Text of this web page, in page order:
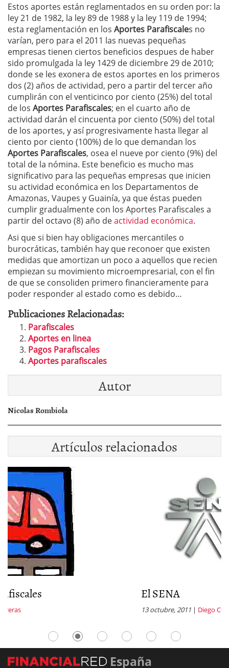
Estos aportes están reglamentados en su orden por: la
ley 21 de 1982, la ley 89 de 1988 y la ley 119 de 1994;
esta reglamentación en los Aportes Parafiscales no
varían, pero para el 2011 las nuevas pequeñas
empresas tienen ciertos beneficios despues de haber
sido promulgada la ley 1429 de diciembre 29 de 2010;
donde se les exonera de estos aportes en los primeros
dos (2) años de actividad, pero a partir del tercer año
cumplirán con el venticinco por ciento (25%) del total
de los Aportes Parafiscales; en el cuarto año de
actividad darán el cincuenta por ciento (50%) del total
de los aportes, y así progresivamente hasta llegar al
ciento por ciento (100%) de lo que demandan los
Aportes Parafiscales, osea el nueve por ciento (9%) del
total de la nómina. Este beneficio es mucho mas
significativo para las pequeñas empresas que inicien
su actividad económica en los Departamentos de
Amazonas, Vaupes y Guainía, ya que éstas pueden
cumplir gradualmente con los Aportes Parafiscales a
partir del octavo (8) año deactividad económica.
Asi que si bien hay obligaciones mercantiles o
burocráticas, también hay que reconoer que existen
medidas que amortizan un poco a aquellos que recien
empiezan su movimiento microempresarial, con el fin
de que se consoliden primero financieramente para
poder responder al estado como es debido…
Publicaciones Relacionadas:
Parafiscales
Aportes en linea
Pagos Parafiscales
Aportes parafiscales
Autor
Nicolas Rombiola
Artículos relacionados
Diego Contreras
España